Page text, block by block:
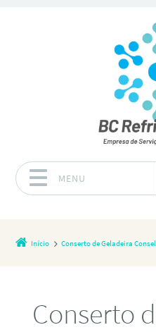
MENU
Início Conserto de Geladeira
Conserto